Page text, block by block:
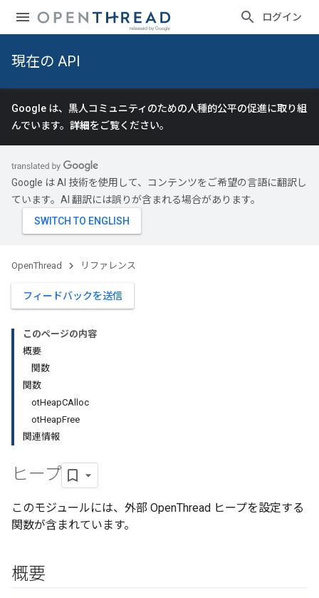
ログイン
現在の API
Google は、黒人コミュニティのための人種的公平の促進に取り組
んでいます。 詳細をご覧ください。
Google は AI 技術を使用して、コンテンツをご希望の言語に翻訳し
ています。AI 翻訳には誤りが含まれる場合があります。
OpenThread リファレンス
フィードバックを送信
このページの内容
概要
関数
関数
otHeapCAlloc
otHeapFree
関連情報
ヒープ
このモジュールには、外部 OpenThread ヒープを設定する
関数が含まれています。
概要